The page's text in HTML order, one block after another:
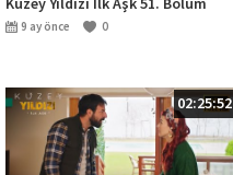
Kuzey Yıldızı İlk Aşk 51. Bölüm
9 ay önce 0
02:25:52